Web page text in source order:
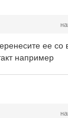
ее
например